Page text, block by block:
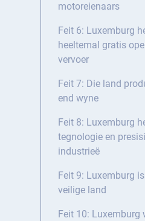
motoreienaars
Feit 6: Luxemburg
heeltemal gratis
vervoer
Feit 7: Die land
end wyne
Feit 8: Luxemburg
tegnologie en
industrieë
Feit 9: Luxemburg is
veilige land
Feit 10: Luxemburg